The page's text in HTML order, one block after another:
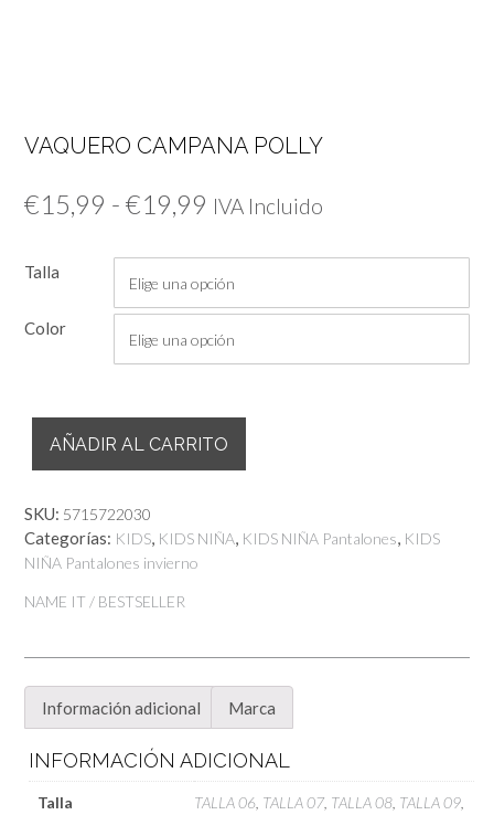
VAQUERO CAMPANA POLLY
€15,99 - €19,99 Rango
precios:
desde
€15,99
€19,99
IVA Incluido
Talla
Color
Campana
Polly
AÑADIR AL CARRITO
SKU: 5715722030
Categorías: KIDS, KIDS NIÑA, KIDS NIÑA Pantalones, KIDS
NIÑA Pantalones invierno
NAME IT / BESTSELLER
Información adicional Marca
INFORMACIÓN ADICIONAL
Talla TALLA 06 TALLA 07 TALLA 08 TALLA 09